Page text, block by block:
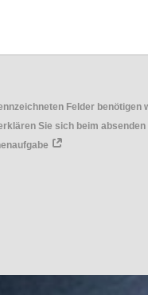
Felder benötigen
Sie sich beim